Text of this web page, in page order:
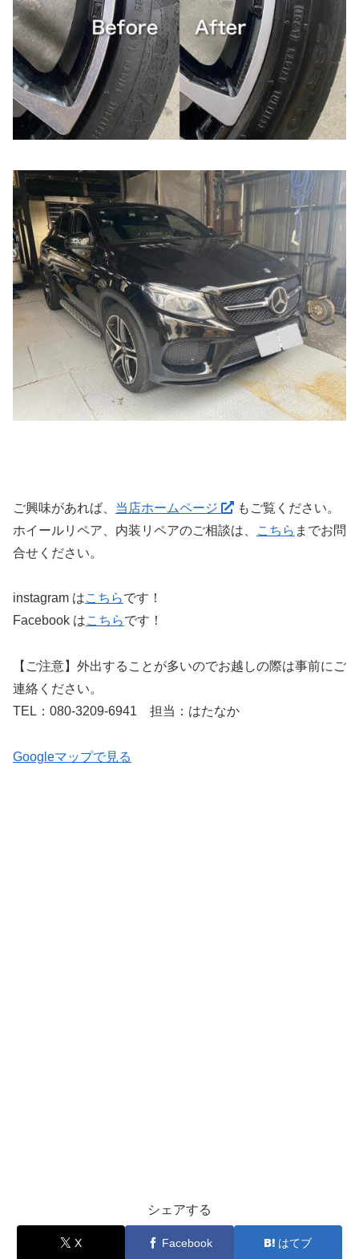
ご興味があれば、 当店ホームページ
もご覧ください。
ホイールリペア、内装リペアのご相談は、
こちら までお問
合せください。
instagram はこちらです！
Facebook はこちらです！
【ご注意】外出することが多いのでお越しの際は事前にご
連絡ください。
TEL：080-3209-6941 担当：はたなか
Googleマップで見る
シェアする
X Facebook はてブ